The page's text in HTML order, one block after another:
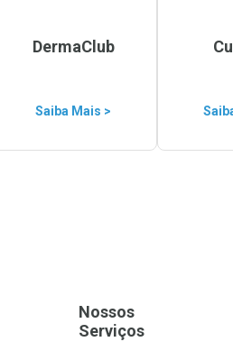
DermaClub
Saiba Mais >
Nossos
Serviços